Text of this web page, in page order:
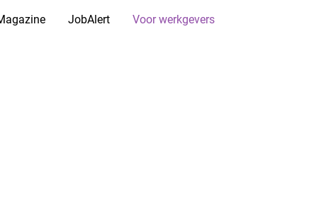
JobAlert Voor werkgevers